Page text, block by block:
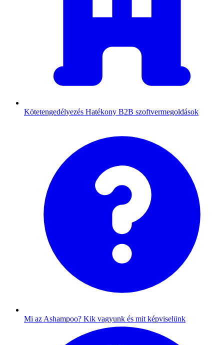
Kötetengedélyezés Hatékony B2B szoftvermegoldások
Mi az Ashampoo? Kik vagyunk és mit képviselünk